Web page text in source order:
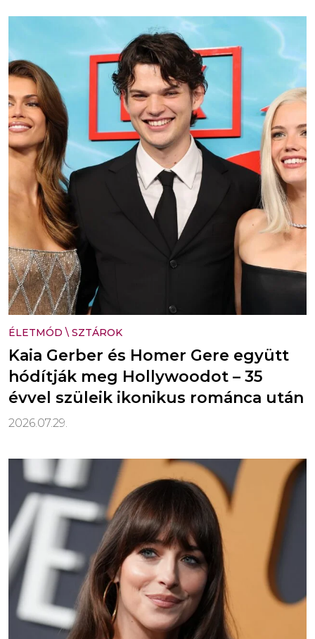
ÉLETMÓD \ SZTÁROK
Kaia Gerber és Homer Gere együtt
hódítják meg Hollywoodot – 35
évvel szüleik ikonikus románca után
2026.07.29.